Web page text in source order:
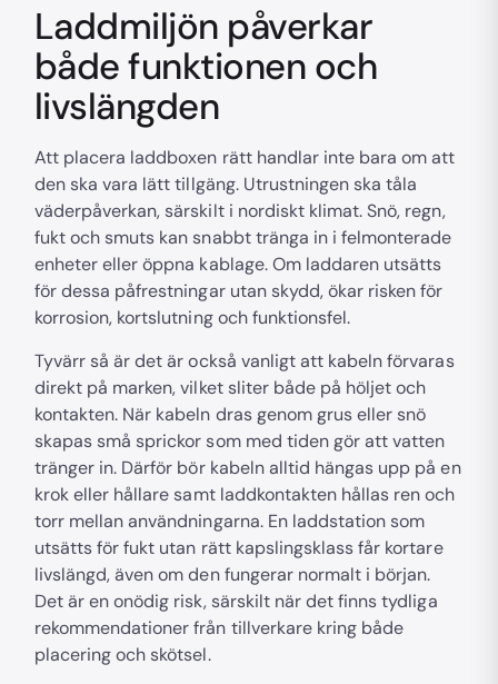
Laddmiljön påverkar
både funktionen och
livslängden
Att placera laddboxen rätt handlar inte bara om att
den ska vara lätt tillgäng. Utrustningen ska tåla
väderpåverkan, särskilt i nordiskt klimat. Snö, regn,
fukt och smuts kan snabbt tränga in i felmonterade
enheter eller öppna kablage. Om laddaren utsätts
för dessa påfrestningar utan skydd, ökar risken för
korrosion, kortslutning och funktionsfel.
Tyvärr så är det är också vanligt att kabeln förvaras
direkt på marken, vilket sliter både på höljet och
kontakten. När kabeln dras genom grus eller snö
skapas små sprickor som med tiden gör att vatten
tränger in. Därför bör kabeln alltid hängas upp på en
krok eller hållare samt laddkontakten hållas ren och
torr mellan användningarna. En laddstation som
utsätts för fukt utan rätt kapslingsklass får kortare
livslängd, även om den fungerar normalt i början.
Det är en onödig risk, särskilt när det finns tydliga
rekommendationer från tillverkare kring både
placering och skötsel.